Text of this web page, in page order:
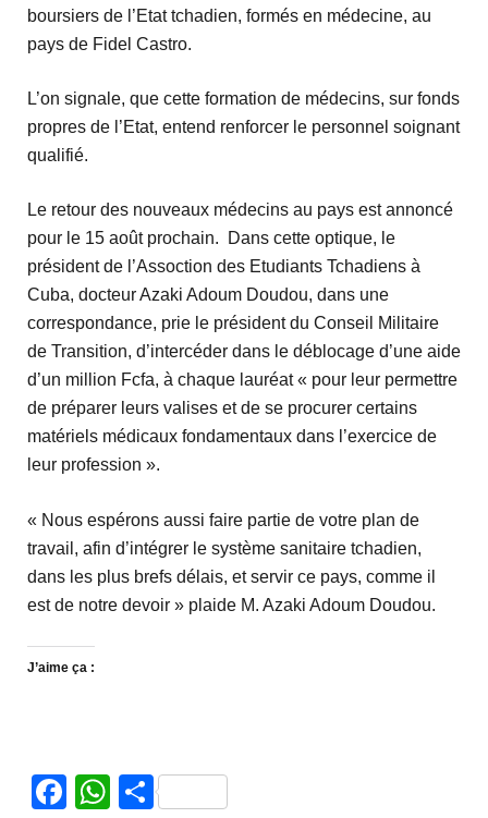
boursiers de l’Etat tchadien, formés en médecine, au
pays de Fidel Castro.
L’on signale, que cette formation de médecins, sur fonds
propres de l’Etat, entend renforcer le personnel soignant
qualifié.
Le retour des nouveaux médecins au pays est annoncé
pour le 15 août prochain. Dans cette optique, le
président de l’Assoction des Etudiants Tchadiens à
Cuba, docteur Azaki Adoum Doudou, dans une
correspondance, prie le président du Conseil Militaire
de Transition, d’intercéder dans le déblocage d’une aide
d’un million Fcfa, à chaque lauréat « pour leur permettre
de préparer leurs valises et de se procurer certains
matériels médicaux fondamentaux dans l’exercice de
leur profession ».
« Nous espérons aussi faire partie de votre plan de
travail, afin d’intégrer le système sanitaire tchadien,
dans les plus brefs délais, et servir ce pays, comme il
est de notre devoir » plaide M. Azaki Adoum Doudou.
J’aime ça :
Facebook
WhatsApp
Partager